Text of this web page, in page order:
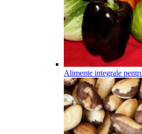
Alimente integrale